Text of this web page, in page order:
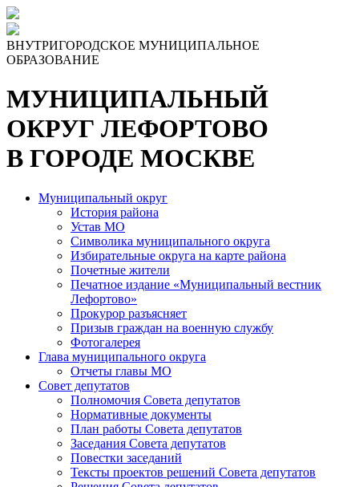
ВНУТРИГОРОДСКОЕ МУНИЦИПАЛЬНОЕ
ОБРАЗОВАНИЕ
МУНИЦИПАЛЬНЫЙ
ОКРУГ ЛЕФОРТОВО
В ГОРОДЕ МОСКВЕ
Муниципальный округ
История района
Устав МО
Символика муниципального округа
Избирательные округа на карте района
Почетные жители
Печатное издание «Муниципальный вестник
Лефортово»
Прокурор разъясняет
Призыв граждан на военную службу
Фотогалерея
Глава муниципального округа
Отчеты главы МО
Совет депутатов
Полномочия Совета депутатов
Нормативные документы
План работы Совета депутатов
Заседания Cовета депутатов
Повестки заседаний
Тексты проектов решений Совета депутатов